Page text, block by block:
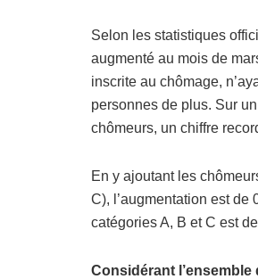
Selon les statistiques
augmenté au mois de
inscrite au chômage,
personnes de plus. Sur
chômeurs, un chiffre
En y ajoutant les
C), l’augmentation est
catégories A, B et C est
Considérant